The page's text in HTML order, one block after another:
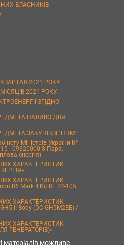
ВЛАСНИКІВ
2021 РОКУ
2021 РОКУ
ЗГІДНО
ПАЛИВО ДЛЯ
ЗАКУПІВЛІ "ППМ"
Міністрів України №
- 09320000-8 Пара,
енергія)
ХАРАКТЕРИСТИК
ХАРАКТЕРИСТИК
R6 Mark II Kit RF 24-105
ХАРАКТЕРИСТИК
II Body (DC-GH5M2EE) /
ХАРАКТЕРИСТИК
ГЕНЕРАТОРІВ)»
матеріалів можливе